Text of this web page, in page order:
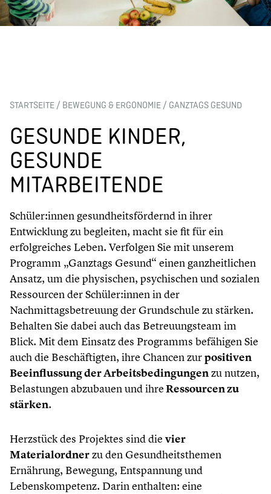
STARTSEITE / BEWEGUNG & ERGONOMIE / GANZTAGS GESUND
GESUNDE KINDER,
GESUNDE
MITARBEITENDE
Schüler:innen gesundheitsfördernd in ihrer
Entwicklung zu begleiten, macht sie fit für ein
erfolgreiches Leben. Verfolgen Sie mit unserem
Programm „Ganztags Gesund“ einen ganzheitlichen
Ansatz, um die physischen, psychischen und sozialen
Ressourcen der Schüler:innen in der
Nachmittagsbetreuung der Grundschule zu stärken.
Behalten Sie dabei auch das Betreuungsteam im
Blick. Mit dem Einsatz des Programms befähigen Sie
auch die Beschäftigten, ihre Chancen zurpositiven
Beeinflussung der Arbeitsbedingungenzu nutzen,
Belastungen abzubauen und ihreRessourcen zu
stärken.
Herzstück des Projektes sind die vier
Materialordnerzu den Gesundheitsthemen
Ernährung, Bewegung, Entspannung und
Lebenskompetenz. Darin enthalten: eine